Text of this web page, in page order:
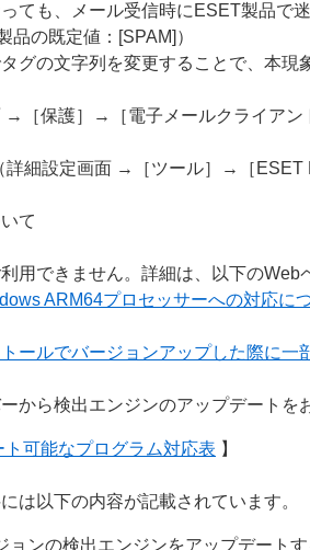
ても、メール受信時にESET製品で
品の既定値：[SPAM]）
グの文字列を変更することで、本現
→［保護］→［電子メールクライア
詳細設定画面 →［ツール］→［ESET
て
用できません。詳細は、以下の
ARM64プロセッサーへの対応に
トールでバージョンアップした際に一
から検出エンジンのアップデート
ト可能なプログラム対応表 】
は以下の内容が記載されています。
ョンの検出エンジンをアップデート